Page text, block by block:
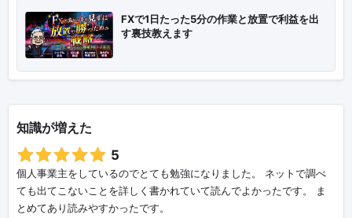
FXで1日たった5分の作業と放置で利益を出
す裏技教えます
知識が増えた
5
個人事業主をしているのでとても勉強になりました。 ネットで調べ
ても出てこないことを詳しく書かれていて読んでよかったです。 ま
とめてあり読みやすかったです。